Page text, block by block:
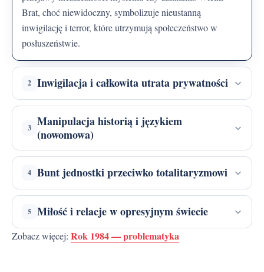
Brat, choć niewidoczny, symbolizuje nieustanną
inwigilację i terror, które utrzymują społeczeństwo w
posłuszeństwie.
2 Inwigilacja i całkowita utrata prywatności
3 Manipulacja historią i językiem
(nowomowa)
4 Bunt jednostki przeciwko totalitaryzmowi
5 Miłość i relacje w opresyjnym świecie
Zobacz więcej: Rok 1984 — problematyka